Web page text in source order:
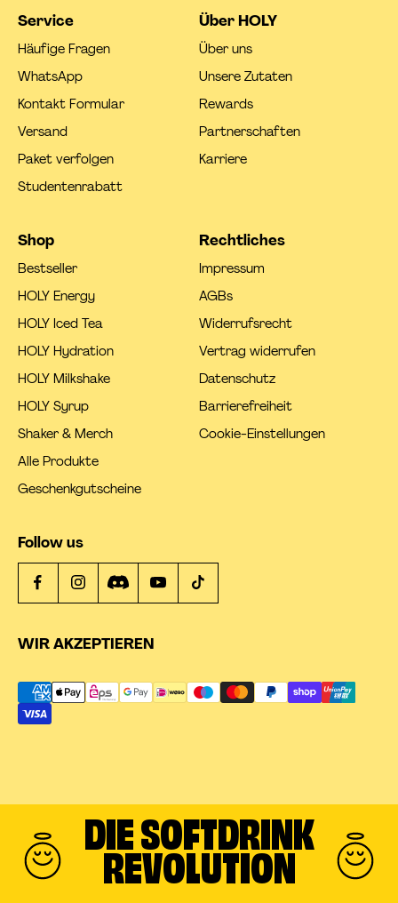
Service
Häufige Fragen
WhatsApp
Kontakt Formular
Versand
Paket verfolgen
Studentenrabatt
Über HOLY
Über uns
Unsere Zutaten
Rewards
Partnerschaften
Karriere
Shop
Bestseller
HOLY Energy
HOLY Iced Tea
HOLY Hydration
HOLY Milkshake
HOLY Syrup
Shaker & Merch
Alle Produkte
Geschenkgutscheine
Rechtliches
Impressum
AGBs
Widerrufsrecht
Vertrag widerrufen
Datenschutz
Barrierefreiheit
Cookie-Einstellungen
Follow us
WIR AKZEPTIEREN
DIE SOFTDRINK
REVOLUTION